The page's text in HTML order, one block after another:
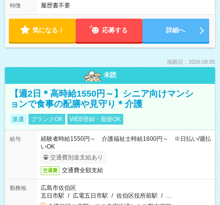
特徴 履歴書不要
気になる！ 応募する 詳細へ
掲載日：2026.08.05
未読
【週2日＊高時給1550円～】シニア向けマンシ
ョンで食事の配膳や見守り＊介護
派遣 ブランクOK WEB登録・面接OK
給与
経験者時給1550円～ 介護福祉士時給1600円～ ※日払い/週払
いOK
交通費別途支給あり
交通費 交通費全額支給
勤務地
広島市佐伯区
五日市駅 / 広電五日市駅 / 佐伯区役所前駅 / …